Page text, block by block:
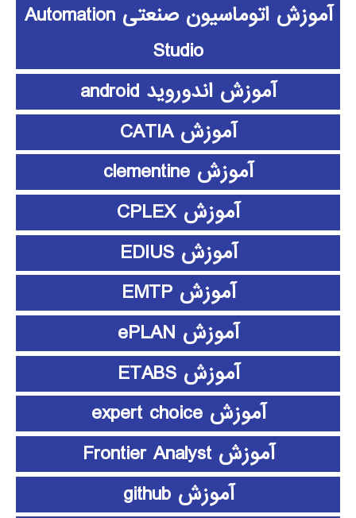
آموزش اتوماسیون صنعتی Automation
Studio
آموزش اندوروید android
آموزش CATIA
آموزش clementine
آموزش CPLEX
آموزش EDIUS
آموزش EMTP
آموزش ePLAN
آموزش ETABS
آموزش expert choice
آموزش Frontier Analyst
آموزش github